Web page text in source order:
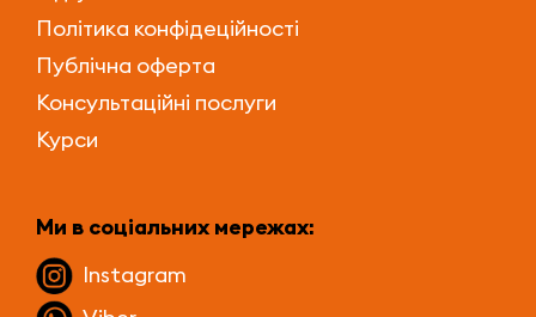
Політика конфідеційності
Публічна оферта
Консультаційні послуги
Курси
Ми в соціальних мережах:
Instagram